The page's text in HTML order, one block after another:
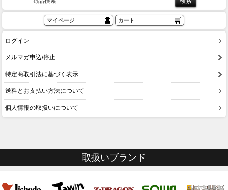
マイページ カート
ログイン
メルマガ申込/停止
特定商取引法に基づく表示
送料とお支払い方法について
個人情報の取扱いについて
取扱いブランド